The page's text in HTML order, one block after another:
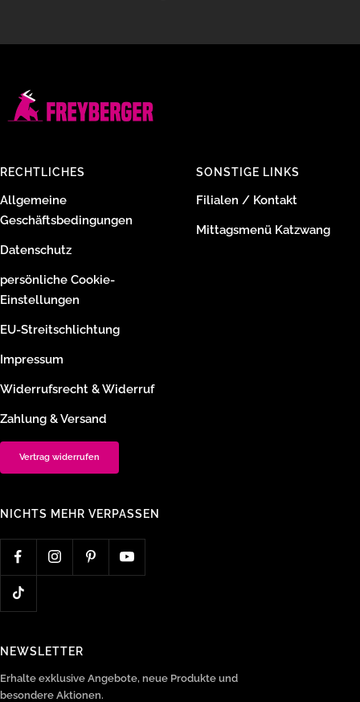
RECHTLICHES
Allgemeine
Geschäftsbedingungen
Datenschutz
persönliche Cookie-
Einstellungen
EU-Streitschlichtung
Impressum
Widerrufsrecht & Widerruf
Zahlung & Versand
Vertrag widerrufen
SONSTIGE LINKS
Filialen / Kontakt
Mittagsmenü Katzwang
NICHTS MEHR VERPASSEN
NEWSLETTER
Erhalte exklusive Angebote, neue Produkte und
besondere Aktionen.